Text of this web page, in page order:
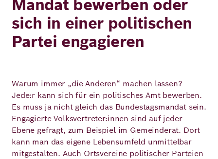
Mandat bewerben oder
sich in einer politischen
Partei engagieren
Warum immer „die Anderen“ machen lassen?
Jede:r kann sich für ein politisches Amt bewerben.
Es muss ja nicht gleich das Bundestagsmandat sein.
Engagierte Volksvertreter:innen sind auf jeder
Ebene gefragt, zum Beispiel im Gemeinderat. Dort
kann man das eigene Lebensumfeld unmittelbar
mitgestalten. Auch Ortsvereine politischer Parteien